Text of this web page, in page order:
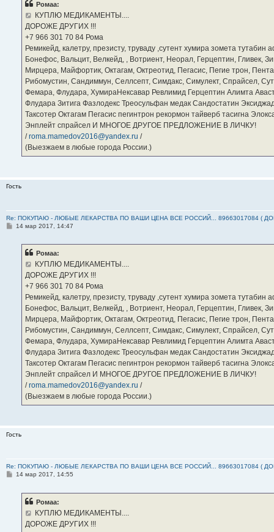
Ромаа:
КУПЛЮ МЕДИКАМЕНТЫ....
ДОРОЖЕ ДРУГИХ !!!
‪+7 966 301 70 84‬ Рома
Ремикейд, калетру, презисту, труваду ,сутент хумира зомета
Бонефос, Вальцит, Велкейд, , Вотриент, Неорал, Герцептин, Гливек,
Мирцера, Майфортик, Октагам, Октреотид, Пегасис, Пегие трон,
Рибомустин, Сандиммун, Селлсепт, Симдакс, Симулект, Спрайсел,
Фемара, Флудара, ХумираНексавар Ревлимид Герцептин Алимта
Флудара Зитига Фазлодекс Треосульфан медак Сандостатин
Таксотер Октагам Пегасис пегинтрон рекормон тайверб тасигна
Энплейт спрайсел И МНОГОЕ ДРУГОЕ ПРЕДЛОЖЕНИЕ В ЛИЧКУ!
/roma.mamedov2016@yandex.ru /
(Выезжаем в любые города России.)
Гость
Re: ПОКУПАЮ - ЛЮБЫЕ ЛЕКАРСТВА ПО ВАШИ ЦЕНА ВСЕ РОССИЙ... 89663017084 (
С14 мар 2017, 14:47
Ромаа:
КУПЛЮ МЕДИКАМЕНТЫ....
ДОРОЖЕ ДРУГИХ !!!
‪+7 966 301 70 84‬ Рома
Ремикейд, калетру, презисту, труваду ,сутент хумира зомета
Бонефос, Вальцит, Велкейд, , Вотриент, Неорал, Герцептин, Гливек,
Мирцера, Майфортик, Октагам, Октреотид, Пегасис, Пегие трон,
Рибомустин, Сандиммун, Селлсепт, Симдакс, Симулект, Спрайсел,
Фемара, Флудара, ХумираНексавар Ревлимид Герцептин Алимта
Флудара Зитига Фазлодекс Треосульфан медак Сандостатин
Таксотер Октагам Пегасис пегинтрон рекормон тайверб тасигна
Энплейт спрайсел И МНОГОЕ ДРУГОЕ ПРЕДЛОЖЕНИЕ В ЛИЧКУ!
/roma.mamedov2016@yandex.ru /
(Выезжаем в любые города России.)
Гость
Re: ПОКУПАЮ - ЛЮБЫЕ ЛЕКАРСТВА ПО ВАШИ ЦЕНА ВСЕ РОССИЙ... 89663017084 (
С14 мар 2017, 14:55
Ромаа:
КУПЛЮ МЕДИКАМЕНТЫ....
ДОРОЖЕ ДРУГИХ !!!